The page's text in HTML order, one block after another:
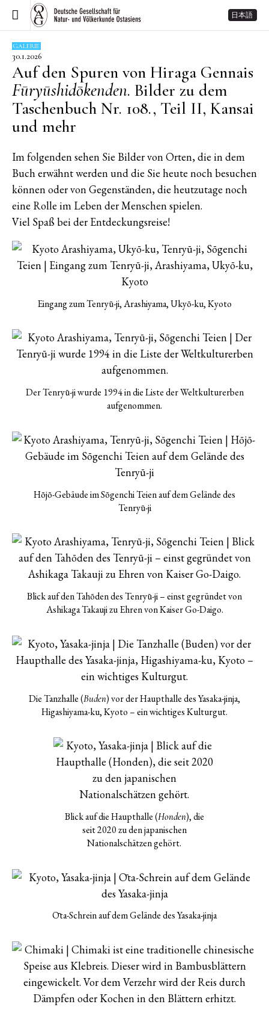
日本語
GALERIE
30.1.2026
Auf den Spuren von Hiraga Gennais
Fūryūshidōkenden. Bilder zu dem
Taschenbuch Nr. 108., Teil II, Kansai
und mehr
Im folgenden sehen Sie Bilder von Orten, die in dem
Buch erwähnt werden und die Sie heute noch besuchen
können oder von Gegenständen, die heutzutage noch
eine Rolle im Leben der Menschen spielen.
Viel Spaß bei der Entdeckungsreise!
Eingang zum Tenryū-ji, Arashiyama, Ukyō-ku, Kyoto
Der Tenryū-ji wurde 1994 in die Liste der Weltkulturerben
aufgenommen.
Hōjō-Gebäude im Sōgenchi Teien auf dem Gelände des
Tenryū-ji
Blick auf den Tahōden des Tenryū-ji – einst gegründet von
Ashikaga Takauji zu Ehren von Kaiser Go-Daigo.
Die Tanzhalle (Buden) vor der Haupthalle des Yasaka-jinja,
Higashiyama-ku, Kyoto – ein wichtiges Kulturgut.
Blick auf die Haupthalle (Honden), die
seit 2020 zu den japanischen
Nationalschätzen gehört.
Ōta-Schrein auf dem Gelände des Yasaka-jinja